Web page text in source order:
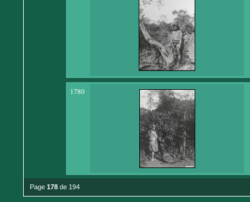
1780
Page 178 de 194